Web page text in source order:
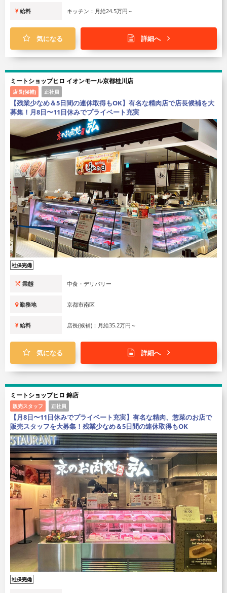
給料 キッチン：月給24.5万円～
気になる 詳細へ
ミートショップヒロ イオンモール京都桂川店
店長(候補) 正社員
【残業少なめ＆5日間の連休取得もOK】有名な精肉店で店長候補を大
募集！月8日〜11日休みでプライベート充実
社保完備
業態 中食・デリバリー
勤務地 京都市南区
給料 店長(候補)：月給35.2万円～
気になる 詳細へ
ミートショップヒロ 錦店
販売スタッフ 正社員
【月8日〜11日休みでプライベート充実】有名な精肉、惣菜のお店で
販売スタッフを大募集！残業少なめ＆5日間の連休取得もOK
社保完備